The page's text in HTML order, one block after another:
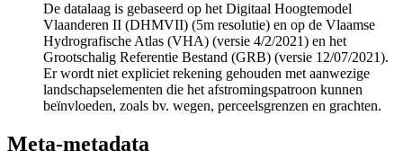
De datalaag is gebaseerd op het Digitaal Hoogtemodel
Vlaanderen II (DHMVII) (5m resolutie) en op de Vlaamse
Hydrografische Atlas (VHA) (versie 4/2/2021) en het
Grootschalig Referentie Bestand (GRB) (versie 12/07/2021).
Er wordt niet expliciet rekening gehouden met aanwezige
landschapselementen die het afstromingspatroon kunnen
beïnvloeden, zoals bv. wegen, perceelsgrenzen en grachten.
Meta-metadata